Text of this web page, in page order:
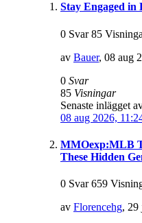
Stay Engaged in
0 Svar 85
av Bauer, 08 aug
0 Svar
85 Visningar
Senaste inlägget
08 aug 2026,
MMOexp:MLB
These Hidden
0 Svar 659
av Florencehg, 29